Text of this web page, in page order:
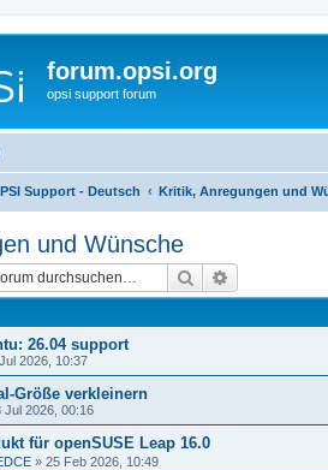
forum.opsi.org
opsi support forum
Support - Deutsch Kritik, Anregungen und
und Wünsche
Suche
26.04 support
2026, 10:37
Größe verkleinern
Jul 2026, 00:16
für openSUSE Leap 16.0
» 25 Feb 2026, 10:49